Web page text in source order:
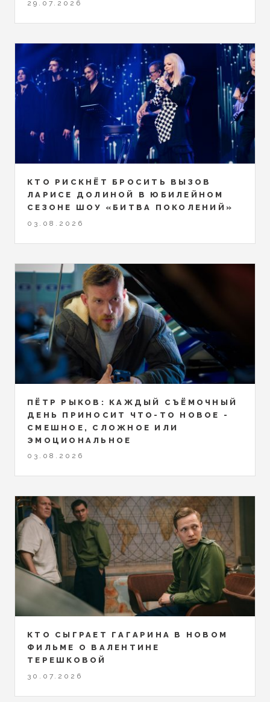
29.07.2026
КТО РИСКНЁТ БРОСИТЬ ВЫЗОВ
ЛАРИСЕ ДОЛИНОЙ В ЮБИЛЕЙНОМ
СЕЗОНЕ ШОУ «БИТВА ПОКОЛЕНИЙ»
03.08.2026
ПЁТР РЫКОВ: КАЖДЫЙ СЪЁМОЧНЫЙ
ДЕНЬ ПРИНОСИТ ЧТО-ТО НОВОЕ -
СМЕШНОЕ, СЛОЖНОЕ ИЛИ
ЭМОЦИОНАЛЬНОЕ
03.08.2026
КТО СЫГРАЕТ ГАГАРИНА В НОВОМ
ФИЛЬМЕ О ВАЛЕНТИНЕ
ТЕРЕШКОВОЙ
30.07.2026